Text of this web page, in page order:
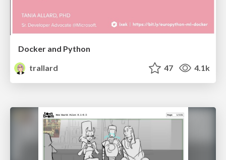
Docker and Python
trallard
47 4.1k